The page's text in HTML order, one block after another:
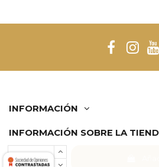
INFORMACIÓN
INFORMACIÓN SOBRE LA
Comerciante aprobado por la